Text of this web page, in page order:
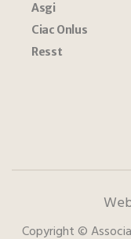
Asgi
Ciac Onlus
Resst
Copyright ©